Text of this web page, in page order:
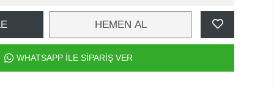
HEMEN AL
WHATSAPP İLE SİPARİŞ VER